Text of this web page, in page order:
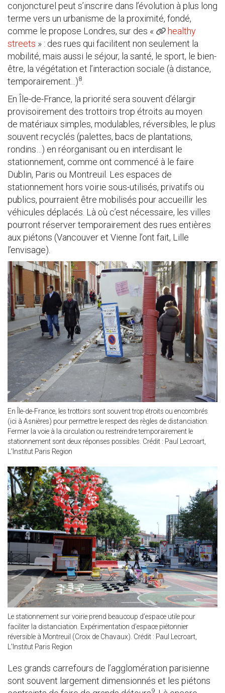
conjoncturel peut s’inscrire dans l’évolution à plus long
terme vers un urbanisme de la proximité, fondé,
comme le propose Londres, sur des «
healthy
streets » : des rues qui facilitent non seulement la
mobilité, mais aussi le séjour, la santé, le sport, le bien-
être, la végétation et l’interaction sociale (à distance,
temporairement...)8
En Île-de-France, la priorité sera souvent d’élargir
provisoirement des trottoirs trop étroits au moyen
de matériaux simples, modulables, réversibles, le plus
souvent recyclés (palettes, bacs de plantations,
rondins…) en réorganisant ou en interdisant le
stationnement, comme ont commencé à le faire
Dublin, Paris ou Montreuil. Les espaces de
stationnement hors voirie sous-utilisés, privatifs ou
publics, pourraient être mobilisés pour accueillir les
véhicules déplacés. Là où c’est nécessaire, les villes
pourront réserver temporairement des rues entières
aux piétons (Vancouver et Vienne l’ont fait, Lille
l’envisage).
En Île-de-France, les trottoirs sont souvent trop étroits ou encombrés
(ici à Asnières) pour permettre le respect des règles de distanciation.
Fermer la voie à la circulation ou restreindre temporairement le
stationnement sont deux réponses possibles. Crédit : Paul Lecroart,
L'Institut Paris Region
Le stationnement sur voirie prend beaucoup d’espace utile pour
faciliter la distanciation. Expérimentation d’espace piétonnier
réversible à Montreuil (Croix de Chavaux). Crédit : Paul Lecroart,
L'Institut Paris Region
Les grands carrefours de l’agglomération parisienne
sont souvent largement dimensionnés et les piétons
9